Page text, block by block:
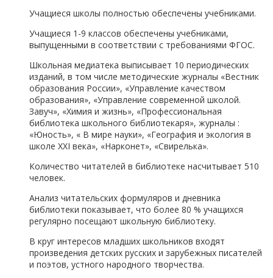
Учащиеся школы полностью обеспечены учебниками.
Учащиеся 1-9 классов обеспечены учебниками,
выпущенными в соответствии с требованиями ФГОС.
Школьная медиатека выписывает 10 периодических
изданий, в том числе методические журналы «Вестник
образования России», «Управление качеством
образования», «Управление современной школой.
Завуч», «Химия и жизнь», «Профессиональная
библиотека школьного библиотекаря», журналы :
«Юность», « В мире науки», «География и экология в
школе XXI века», «Нарконет», «Свирелька».
Количество читателей в библиотеке насчитывает 510
человек.
Анализ читательских формуляров и дневника
библиотеки показывает, что более 80 % учащихся
регулярно посещают школьную библиотеку.
В круг интересов младших школьников входят
произведения детских русских и зарубежных писателей
и поэтов, устного народного творчества.